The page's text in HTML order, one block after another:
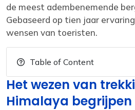
de meest adembenemende
Gebaseerd op tien jaar
wensen van toeristen.
Table of Content
Het wezen van
Himalaya begrijpen